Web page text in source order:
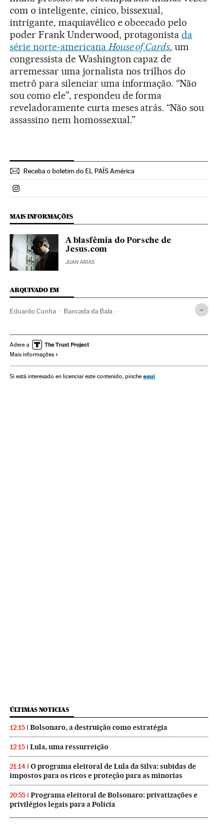
com o inteligente, cínico, bissexual,
intrigante, maquiavélico e obcecado pelo
poder Frank Underwood, protagonistada
série norte-americanaHouse of Cards, um
congressista de Washington capaz de
arremessar uma jornalista nos trilhos do
metrô para silenciar uma informação. “Não
sou como ele”, respondeu de forma
reveladoramente curta meses atrás. “Não sou
assassino nem homossexual.”
Receba o boletim do EL PAÍS América
Politica El País Brasil en Instagram
MAIS INFORMAÇÕES
A blasfêmia do Porsche de
Jesus.com
JUAN ARIAS
ARQUIVADO EM
Eduardo Cunha Bancada da Bala
Dilma Rousseff Licença armas
Associações políticas Congresso Nacional
Adere a
Mais informações
Si está interesado en licenciar este contenido, pinche aquí
ÚLTIMAS NOTICIAS
12:15 Bolsonaro, a destruição como estratégia
12:15 Lula, uma ressurreição
21:14
O programa eleitoral de Lula da Silva: subidas de
impostos para os ricos e proteção para as minorias
20:55
Programa eleitoral de Bolsonaro: privatizações e
privilégios legais para a Polícia